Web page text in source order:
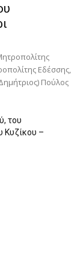
Εδέσσης,
Πούλος
του
Κυζίκου –